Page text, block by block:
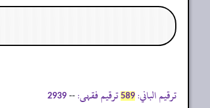
ترقیم الباني: 589 ترقیم فقہی: --
2939